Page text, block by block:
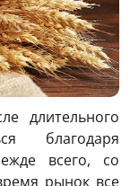
длительного
благодаря
всего, со
рынок все